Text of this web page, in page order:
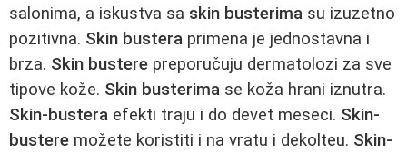
salonima, a iskustva sa skin busterima su izuzetno
pozitivna. Skin bustera primena je jednostavna i
brza. Skin bustere preporučuju dermatolozi za sve
tipove kože. Skin busterima se koža hrani iznutra.
Skin-bustera efekti traju i do devet meseci. Skin-
bustere možete koristiti i na vratu i dekolteu. Skin-